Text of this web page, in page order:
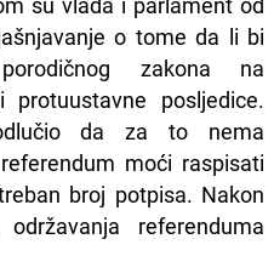
o tome da li bi
zakona na
posljedice.
da za to nema
moći raspisati
broj potpisa. Nakon
referenduma